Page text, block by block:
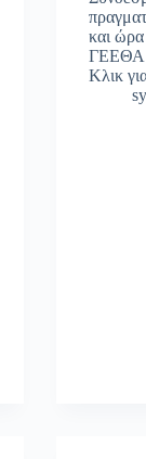
και
ΓΕΕΘΑ
Κλικ